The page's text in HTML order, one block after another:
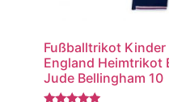
Fußballtrikot Kinder
England Heimtrikot
Jude Bellingham 10